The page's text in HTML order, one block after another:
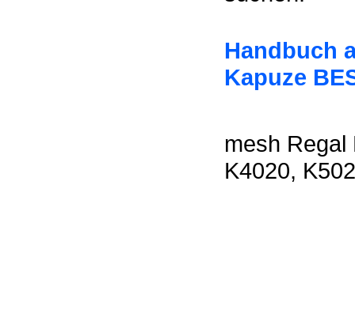
Handbuch
Kapuze
mesh Regal
K4020,